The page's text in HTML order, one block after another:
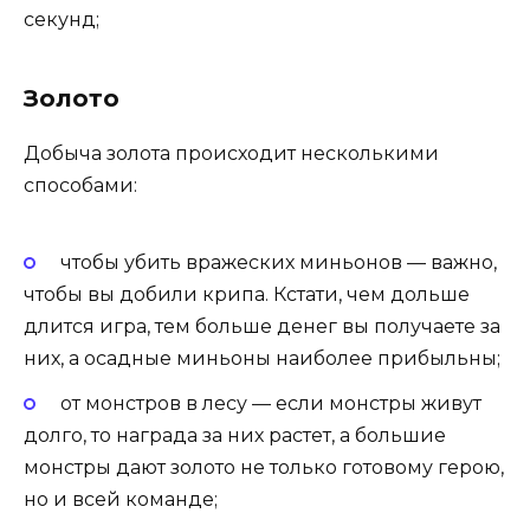
секунд;
Золото
Добыча золота происходит несколькими
способами:
чтобы убить вражеских миньонов — важно,
чтобы вы добили крипа. Кстати, чем дольше
длится игра, тем больше денег вы получаете за
них, а осадные миньоны наиболее прибыльны;
от монстров в лесу — если монстры живут
долго, то награда за них растет, а большие
монстры дают золото не только готовому герою,
но и всей команде;